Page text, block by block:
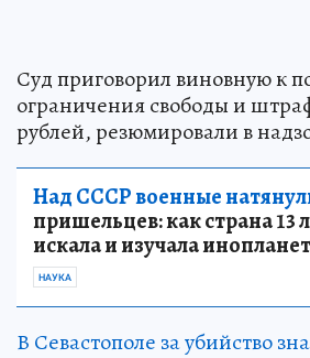
Суд приговорил виновную к
ограничения свободы и
рублей, резюмировали в
Над СССР военные
пришельцев: как страна 13
искала и изучала
НАУКА
В Севастополе за убийство